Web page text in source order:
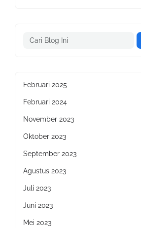
Februari 2025
Februari 2024
November 2023
Oktober 2023
September 2023
Agustus 2023
Juli 2023
Juni 2023
Mei 2023